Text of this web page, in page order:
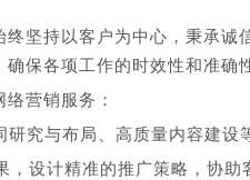
坚持以客户为中心，秉承诚
保各项工作的时效性和准确
营销服务：
研究与布局、高质量内容建设
，设计精准的推广策略，协